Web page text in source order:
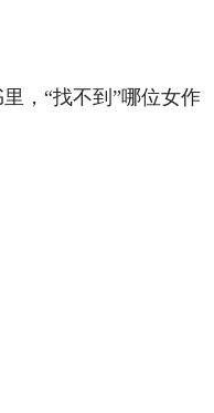
，“找不到”哪位女作